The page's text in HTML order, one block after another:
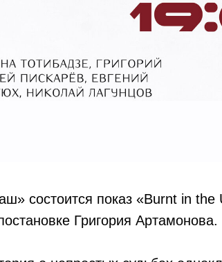
состоится показ «Burnt in the
Григория Артамонова.